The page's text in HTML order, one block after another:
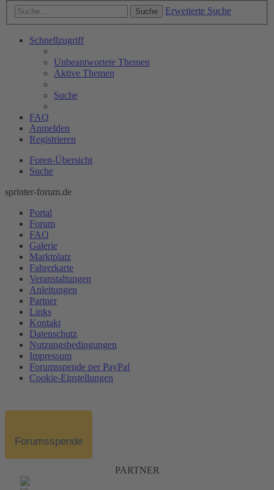
Suche Erweiterte Suche
Schnellzugriff
Unbeantwortete Themen
Aktive Themen
Suche
FAQ
Anmelden
Registrieren
Foren-Übersicht
Suche
sprinter-forum.de
Portal
Forum
FAQ
Galerie
Marktplatz
Fahrerkarte
Veranstaltungen
Anleitungen
Partner
Links
Kontakt
Datenschutz
Nutzungsbedingungen
Impressum
Forumsspende per PayPal
Cookie-Einstellungen
Forumsspende
PARTNER